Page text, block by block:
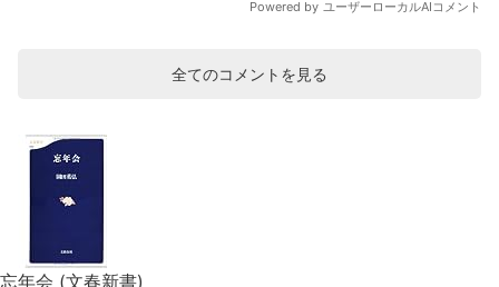
全てのコメントを見る
忘年会 (文春新書)